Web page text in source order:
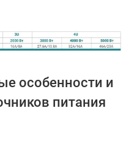
особенности и
питания